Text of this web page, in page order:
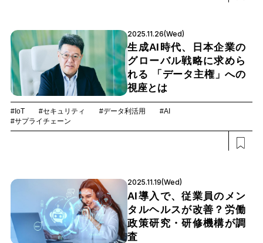
2025.11.26(Wed)
生成AI時代、日本企業の
グローバル戦略に求めら
れる 「データ主権」への
視座とは
#IoT #セキュリティ #データ利活用
#AI
#サプライチェーン
2025.11.19(Wed)
AI導入で、従業員のメン
タルヘルスが改善？労働
政策研究・研修機構が調
査